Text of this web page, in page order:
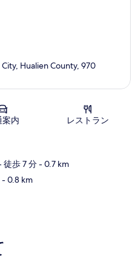
地図
Hualien County, 970
案内 レストラン
徒歩 7 分- 0.7 km
- 0.8 km